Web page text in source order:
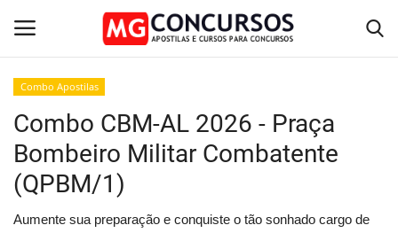
Home
Apostilas PDF
Apostila Impressa
Combo Apostilas
Combo CBM-AL 2026 - Praça
Bombeiro Militar Combatente
(QPBM/1)
Aumente sua preparação e conquiste o tão sonhado cargo de